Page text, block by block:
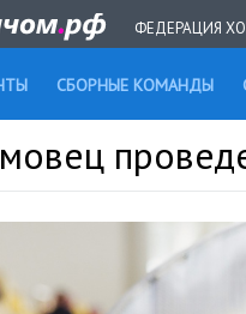
ФЕДЕРАЦИЯ
СБОРНЫЕ КОМАНДЫ